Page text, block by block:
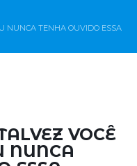
NUNCA TENHA OUVIDO ESSA
VOCÊ
NUNCA